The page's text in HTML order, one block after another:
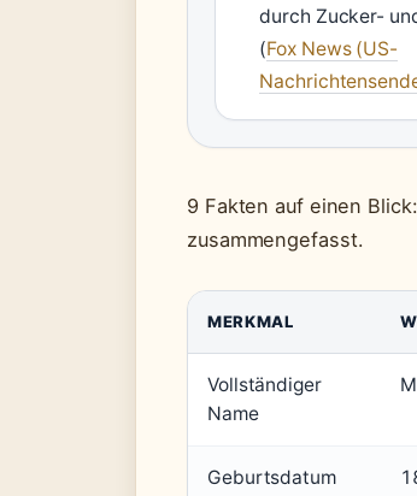
durch Zucker-
(Fox News (US-
9 Fakten auf einen
zusammengefasst.
MERKMAL
Vollständiger
Name
Geburtsdatum